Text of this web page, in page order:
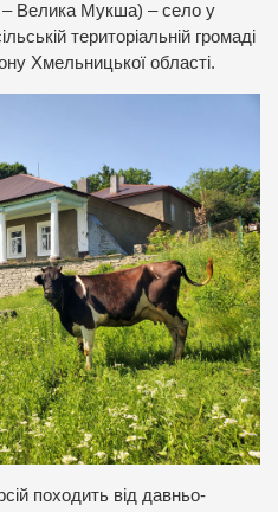
– Велика Мукша) – село у
територіальній громаді
Хмельницької області.
походить від давньо-